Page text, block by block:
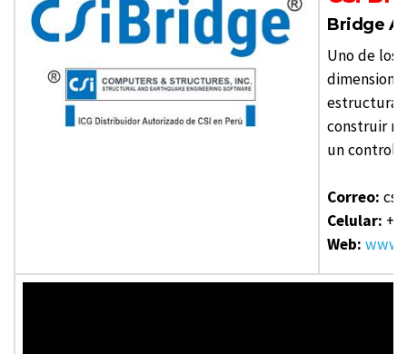
Bridge
Uno de los
estructural
construir
un control
Correo:
Celular:
Web: